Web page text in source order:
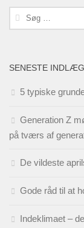
Søg
efter:
SENESTE INDLÆG
5 typiske
Generation Z
på tværs af
De vildeste
Gode råd til at
Indeklimaet –